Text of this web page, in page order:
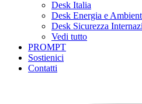
Desk Italia
Desk Energia e
Desk Sicurezza
Vedi tutto
PROMPT
Sostienici
Contatti